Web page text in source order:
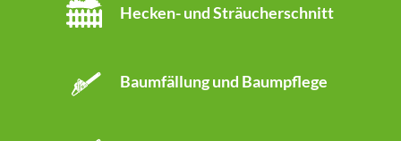
Hecken- und Sträucherschnitt
Baumfällung und Baumpflege